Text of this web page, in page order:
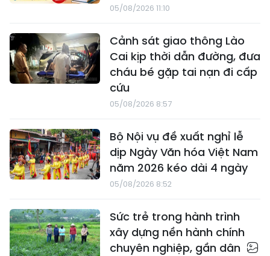
05/08/2026 11:10
Cảnh sát giao thông Lào
Cai kịp thời dẫn đường, đưa
cháu bé gặp tai nạn đi cấp
cứu
05/08/2026 8:57
Bộ Nội vụ đề xuất nghỉ lễ
dịp Ngày Văn hóa Việt Nam
năm 2026 kéo dài 4 ngày
05/08/2026 8:52
Sức trẻ trong hành trình
xây dựng nền hành chính
chuyên nghiệp, gần dân